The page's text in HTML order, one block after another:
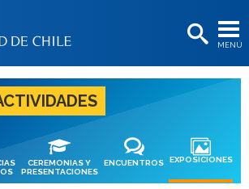
MENÚ
BIBLIOTECAS
LA UNIVERSIDAD
Postulantes
Estudiantes
Académicas/os
CEREMONIAS Y
PRESENTACIONES
ENCUENTROS EXPOSICIONES